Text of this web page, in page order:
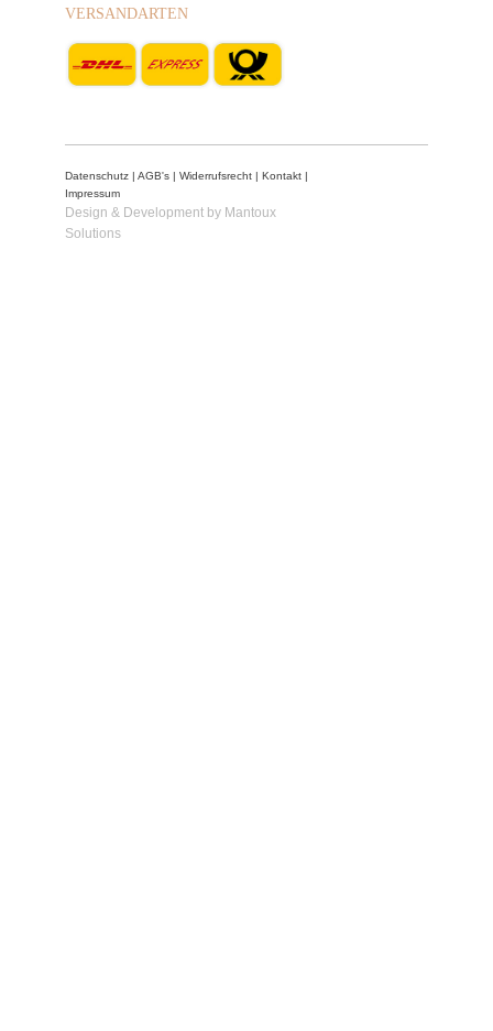
VERSANDARTEN
Datenschutz AGB's Widerrufsrecht Kontakt
Impressum
Design & Development by Mantoux
Solutions